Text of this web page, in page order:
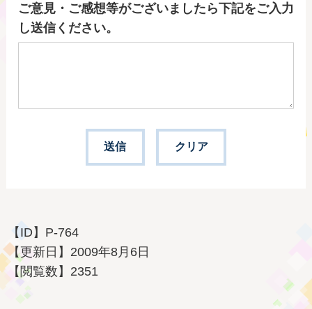
ご意見・ご感想等がございましたら下記をご入力
し送信ください。
【ID】 P-764
【更新日】 2009年8月6日
【閲覧数】 2351